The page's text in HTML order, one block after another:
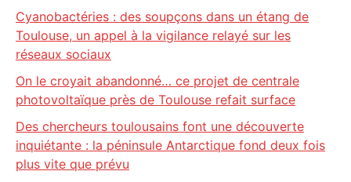
Cyanobactéries : des soupçons dans un étang de
Toulouse, un appel à la vigilance relayé sur les
réseaux sociaux
On le croyait abandonné… ce projet de centrale
photovoltaïque près de Toulouse refait surface
Des chercheurs toulousains font une découverte
inquiétante : la péninsule Antarctique fond deux fois
plus vite que prévu